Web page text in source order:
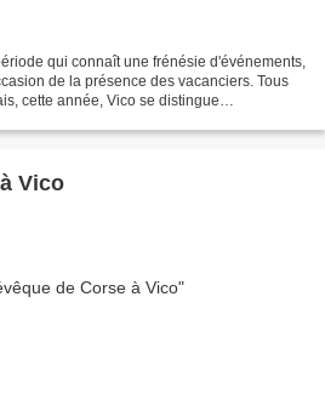
qui connaît une frénésie d'événements,
de la présence des vacanciers. Tous
cette année, Vico se distingue
Vico